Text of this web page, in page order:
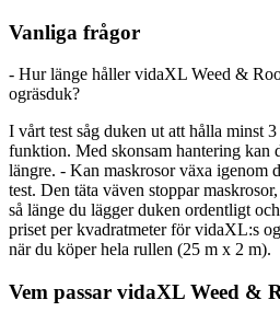
Vanliga frågor
- Hur länge håller vidaXL Weed &
ogräsduk?
I vårt test såg duken ut att hålla minst 3
funktion. Med skonsam hantering kan
längre. - Kan maskrosor växa igenom
test. Den täta väven stoppar
så länge du lägger duken ordentligt
priset per kvadratmeter för vidaXL:s
när du köper hela rullen (25 m x 2 m).
Vem passar vidaXL Weed &